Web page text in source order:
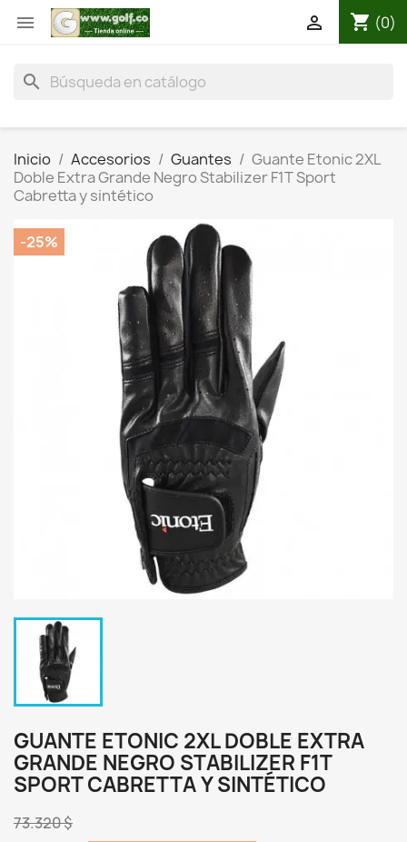
 shopping_cart (0)

search
Inicio Accesorios Guantes
Guante Etonic 2XL
Doble Extra Grande Negro Stabilizer F1T Sport
Cabretta y sintético
-25%
GUANTE ETONIC 2XL DOBLE EXTRA
GRANDE NEGRO STABILIZER F1T
SPORT CABRETTA Y SINTÉTICO
73.320 $